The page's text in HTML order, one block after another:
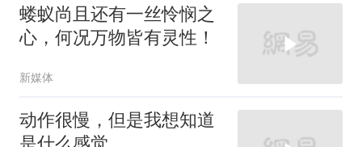
蝼蚁尚且还有一丝怜悯之
心，何况万物皆有灵性！
新媒体
动作很慢，但是我想知道